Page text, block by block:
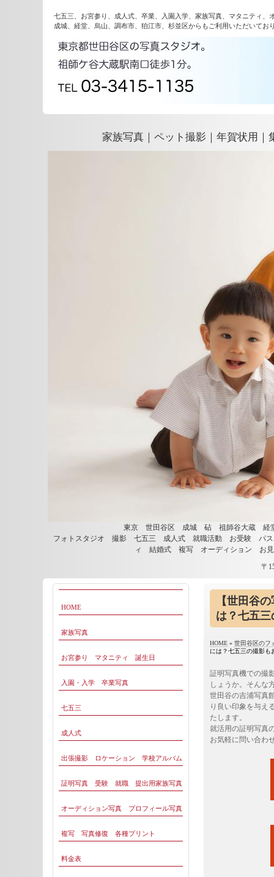
七五三、お宮参り、成人式、卒業、入園入学、家族写真、マタニティ
成城、経堂、烏山、調布市、狛江市、杉並区からもご利用いただいて
家族写真｜ペット撮影｜年賀状用
東京 世田谷区 成城 砧 祖師谷大蔵
フォトスタジオ 撮影 七五三 成人式 就職活動 お受験 パ
ィ 結婚式 複写 オーディション お
〒
【世田谷
は？七五
HOME » 世田谷区のフ
には？七五三の撮影も
証明写真機での撮
しょうか。そんな
世田谷の吉浦写真
り良い印象を与え
たします。
就活用の証明写真
お気軽に問い合わ
HOME
家族写真
お宮参り マタニティ 誕生日
入園・入学 卒業写真
七五三
成人式
出張撮影 ロケーション 学校アルバム
証明写真 受験 就職 提出用家族写真
オーディション写真 プロフィール写真
複写 写真修復 各種プリント
料金表